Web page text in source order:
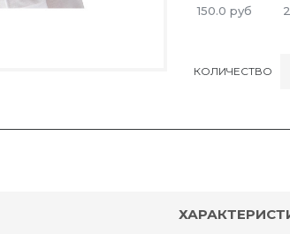
150.0 руб
КОЛИЧЕСТВО